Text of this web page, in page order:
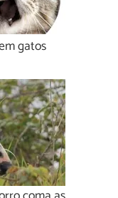
gatos